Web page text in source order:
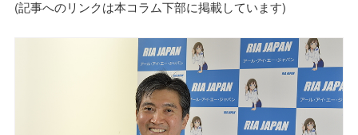
(記事へのリンクは本コラム下部に掲載しています)